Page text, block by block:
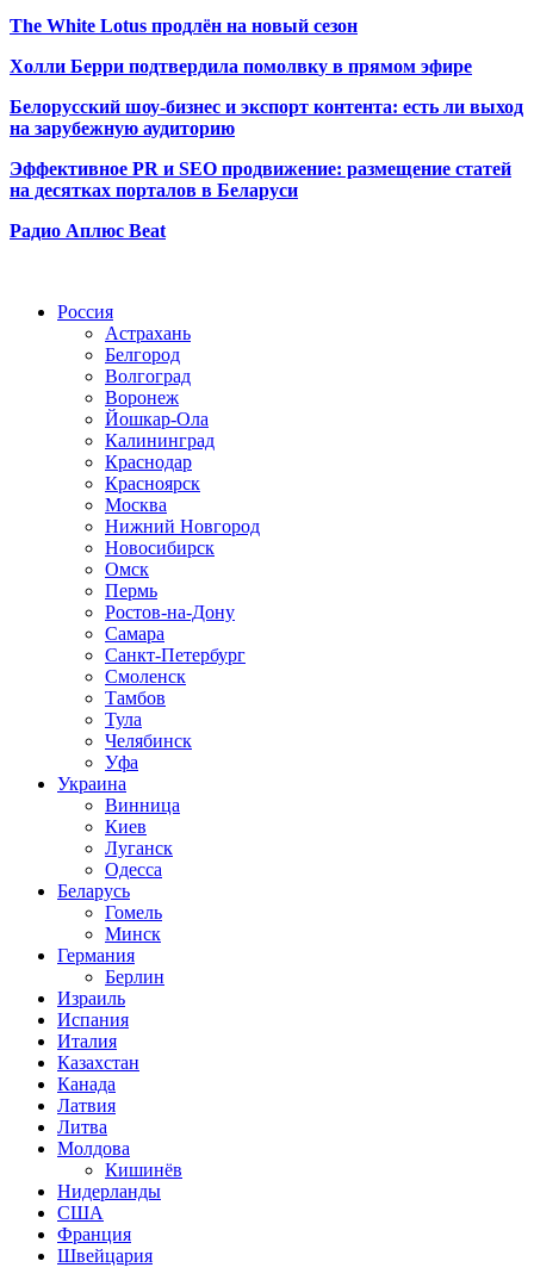
The White Lotus продлён на новый сезон
Холли Берри подтвердила помолвку в прямом эфире
Белорусский шоу-бизнес и экспорт контента: есть ли выход
на зарубежную аудиторию
Эффективное PR и SEO продвижение: размещение статей
на десятках порталов в Беларуси
Радио Аплюс Beat
Россия
Астрахань
Белгород
Волгоград
Воронеж
Йошкар-Ола
Калининград
Краснодар
Красноярск
Москва
Нижний Новгород
Новосибирск
Омск
Пермь
Ростов-на-Дону
Самара
Санкт-Петербург
Смоленск
Тамбов
Тула
Челябинск
Уфа
Украина
Винница
Киев
Луганск
Одесса
Беларусь
Гомель
Минск
Германия
Берлин
Израиль
Испания
Италия
Казахстан
Канада
Латвия
Литва
Молдова
Кишинёв
Нидерланды
США
Франция
Швейцария